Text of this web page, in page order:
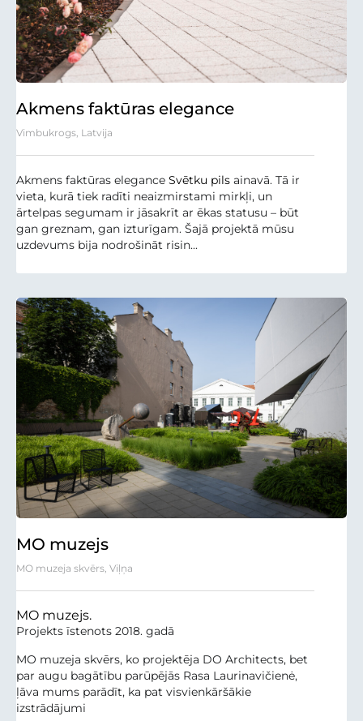
Akmens faktūras elegance
Vimbukrogs, Latvija
Akmens faktūras elegance Svētku pils ainavā. Tā ir
vieta, kurā tiek radīti neaizmirstami mirkļi, un
ārtelpas segumam ir jāsakrīt ar ēkas statusu – būt
gan greznam, gan izturīgam. Šajā projektā mūsu
uzdevums bija nodrošināt risin...
MO muzejs
MO muzeja skvērs, Viļņa
MO muzejs.
Projekts īstenots 2018. gadā
MO muzeja skvērs, ko projektēja DO Architects, bet
par augu bagātību parūpējās Rasa Laurinavičienė,
ļāva mums parādīt, ka pat visvienkāršākie
izstrādājumi